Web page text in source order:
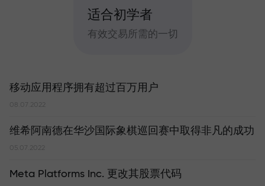
适合初学者
有效交易所需的一切
移动应用程序拥有超过百万用户
08.07.2022
维希阿南德在华沙国际象棋巡回赛中取得非凡的成功
Meta Platforms Inc. 更改其股票代码